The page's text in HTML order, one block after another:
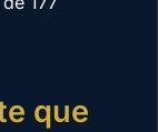
que